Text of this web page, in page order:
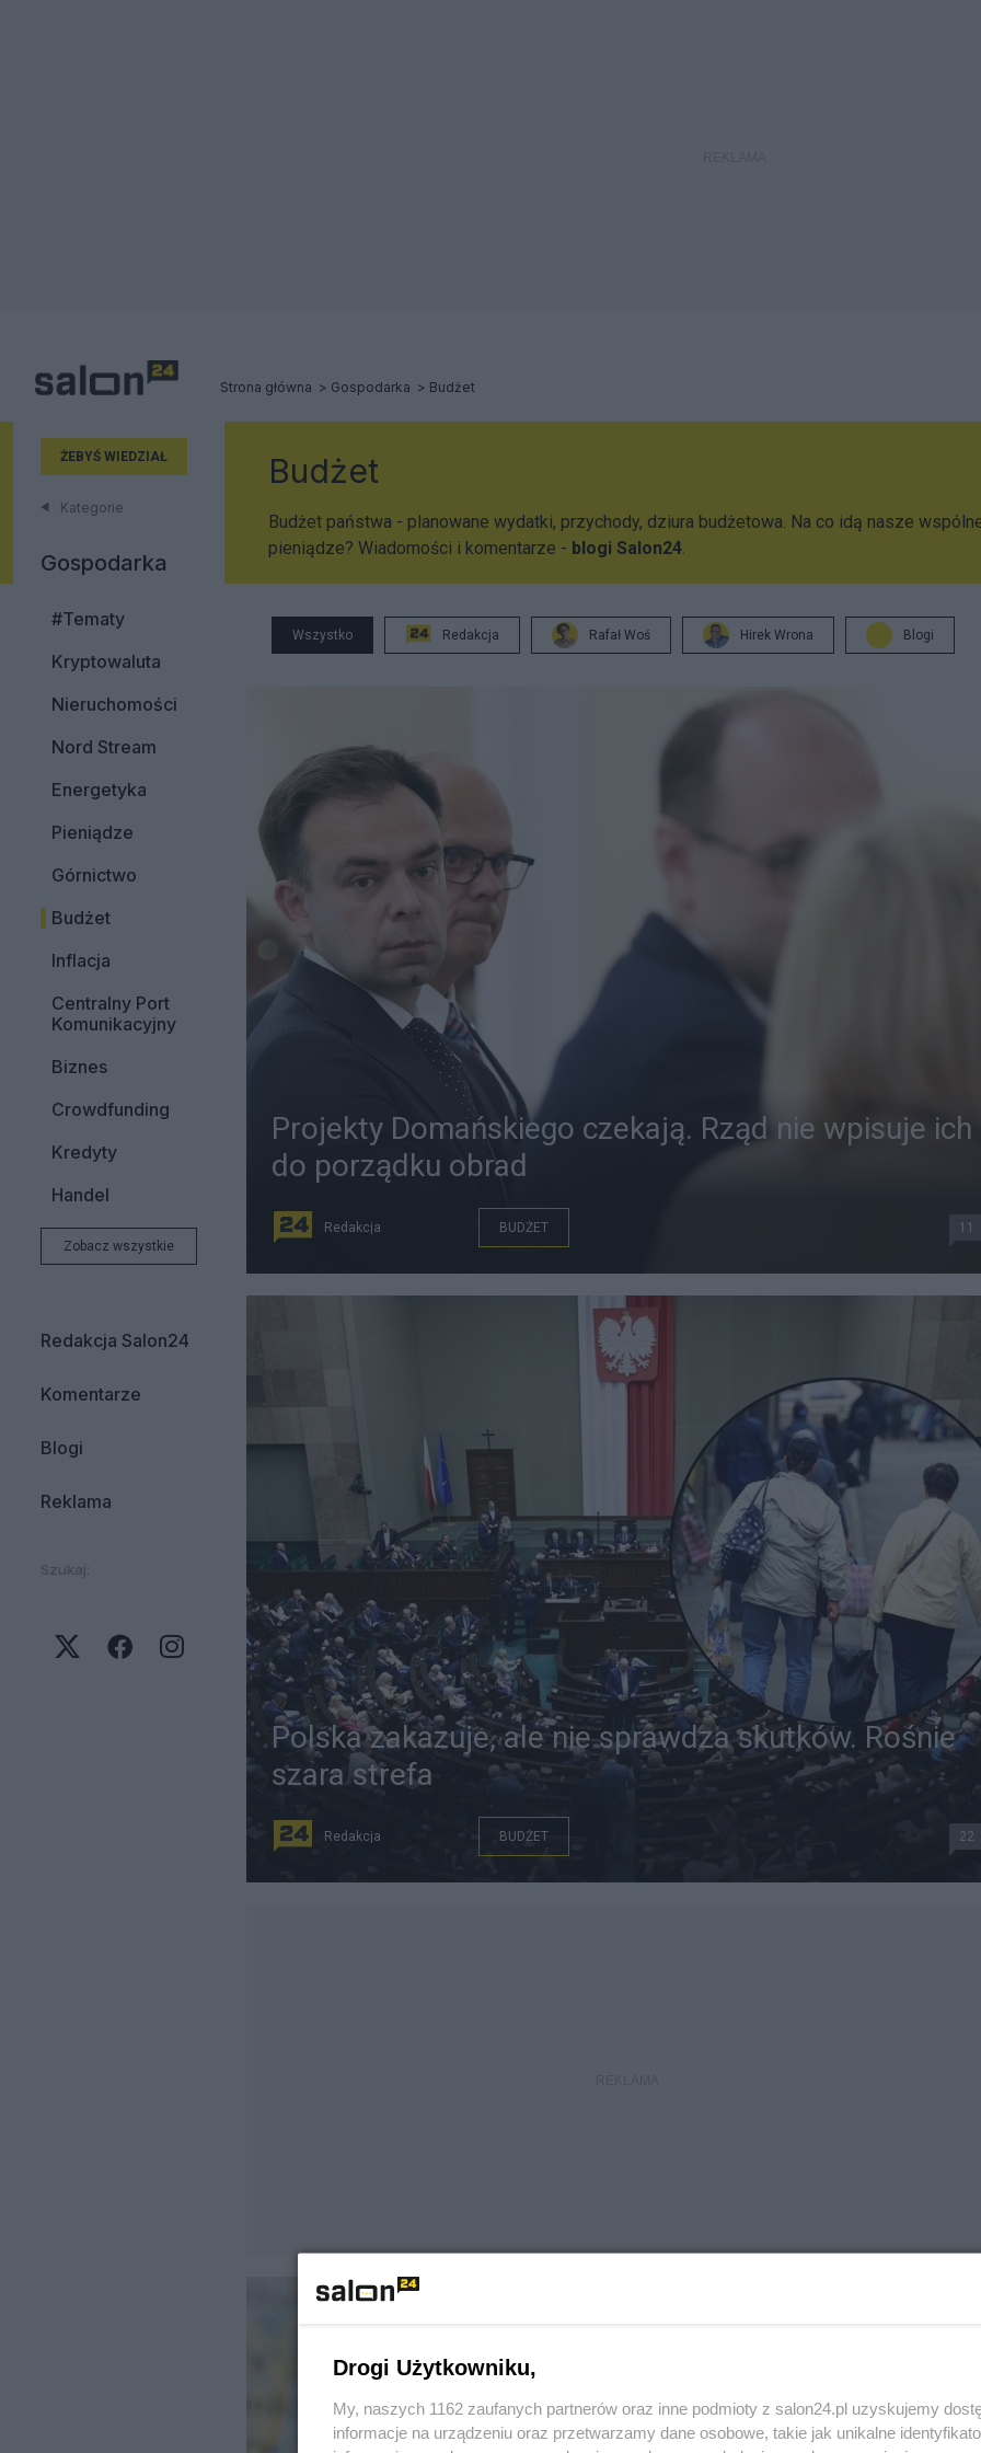
Strona główna Gospodarka Budżet
ŻEBYŚ WIEDZIAŁ
Kategorie
Gospodarka
#Tematy
Kryptowaluta
Nieruchomości
Nord Stream
Energetyka
Pieniądze
Górnictwo
Budżet
Inflacja
Centralny Port
Komunikacyjny
Biznes
Crowdfunding
Kredyty
Handel
Zobacz wszystkie
Redakcja Salon24
Komentarze
Blogi
Reklama
Szukaj:
Budżet
Budżet państwa - planowane wydatki, przychody, dziura budżetowa. Na co idą nasze
pieniądze? Wiadomości i komentarze - blogi Salon24.
Wszystko Redakcja Rafał Woś Hirek Wrona Blogi
Projekty Domańskiego czekają. Rząd nie wpisuje ich
do porządku obrad
Redakcja BUDŻET 11
Polska zakazuje, ale nie sprawdza skutków. Rośnie
szara strefa
Redakcja BUDŻET 22
Drogi Użytkowniku,
My, naszych 1162 zaufanych partnerów oraz inne podmioty z salon24.pl uzyskujemy
informacje na urządzeniu oraz przetwarzamy dane osobowe, takie jak unikalne